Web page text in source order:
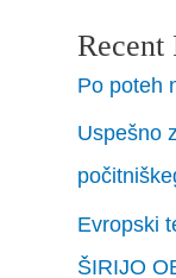
Recent
Po poteh
Uspešno
Evropski
ŠIRIJO